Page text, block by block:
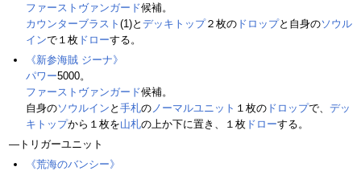
ファーストヴァンガード候補。
カウンターブラスト (1)と デッキトップ２枚の ドロップと自身のソウル
インで１枚 ドローする。
《新参海賊 ジーナ》
パワー5000。
ファーストヴァンガード候補。
自身のソウルイン と 手札の ノーマルユニット １枚の ドロップで、 デッ
キトップから１枚を山札の上か下に置き、１枚 ドローする。
―トリガーユニット
《荒海のバンシー》